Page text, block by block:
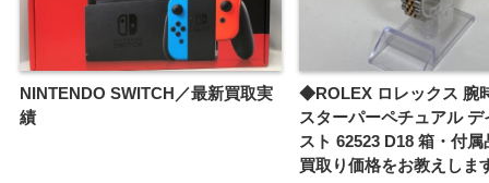
NINTENDO SWITCH／最新買取実
績
◆ROLEX ロレックス 腕
スターパーペチュアル デ
スト 62523 D18 箱・付
買取り価格をお教えしま